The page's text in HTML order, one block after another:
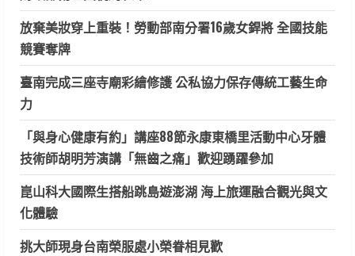
放棄美妝穿上重裝！勞動部南分署16歲女銲將 全國技能
競賽奪牌
臺南完成三座寺廟彩繪修護 公私協力保存傳統工藝生命
力
「與身心健康有約」講座88節永康東橋里活動中心牙體
技術師胡明芳演講「無齒之痛」歡迎踴躍參加
崑山科大國際生搭船跳島遊澎湖 海上旅運融合觀光與文
化體驗
挑大師現身台南榮服處小榮眷相見歡